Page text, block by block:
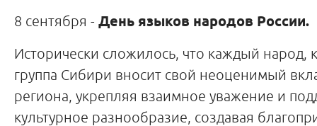
8 сентября - День языков народов России.
Исторически сложилось, что каждый народ,
группа Сибири вносит свой неоценимый
региона, укрепляя взаимное уважение и
культурное разнообразие, создавая